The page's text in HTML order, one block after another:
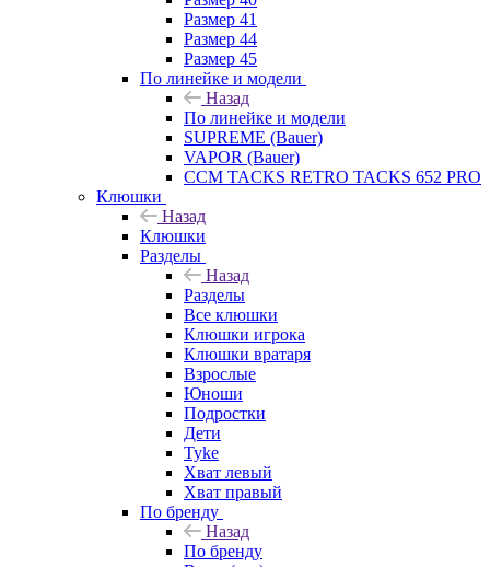
Размер 41
Размер 44
Размер 45
По линейке и модели
Назад
По линейке и модели
SUPREME (Bauer)
VAPOR (Bauer)
CCM TACKS RETRO TACKS 652 PRO
Клюшки
Назад
Клюшки
Разделы
Назад
Разделы
Все клюшки
Клюшки игрока
Клюшки вратаря
Взрослые
Юноши
Подростки
Дети
Tyke
Хват левый
Хват правый
По бренду
Назад
По бренду